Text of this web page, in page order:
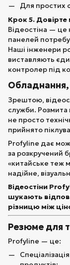
Для простих
Крок 5.
Відеостіна — це
панелей
Наші інженери
виставляють
контролер під
Обладнання,
Зрештою,
служби. Розмита
не просто
прийнято
Profyline дає
за розкручений
«китайське теж
надійне,
Відеостіни
шукають
різницю між
Резюме для
Profyline — це: